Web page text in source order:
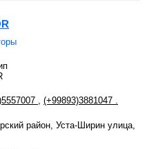
(+99893)3881047 .
район, Уста-Ширин улица,